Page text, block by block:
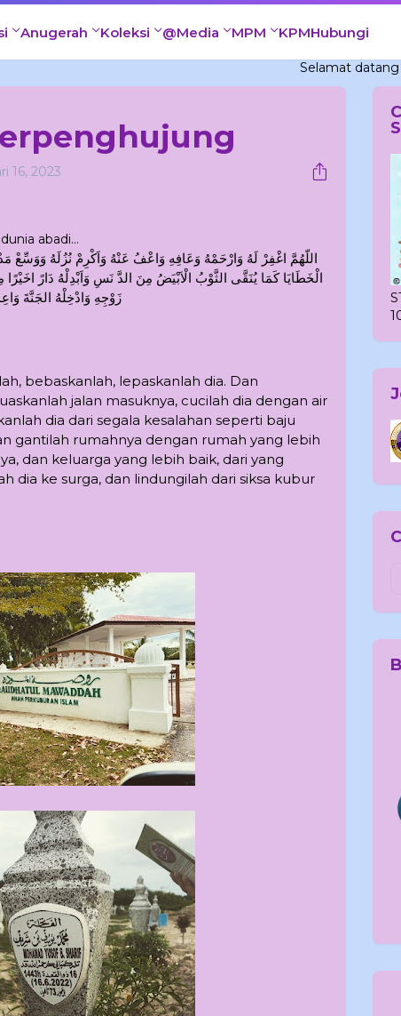
Anugerah Koleksi @Media MPM KPMHubungi
Selamat datang ke blog
16, 2023
abadi…
اللّهُمَّ اغْفِرْ لَهُ وَارْحَمْهُ وَعَافِهِ وَاعْفُ عَنْهُ وَاَكْرِمْ نُزُلَهُ وَوَسِّعْ
الْخَطَايَا كَمَا يُنَقَّى الثَّوْبُ الْاَبْيَضُ مِنَ الدَّ نَسِ وَاَبْدِلْهُ دَارً
زَوْجِهِ وَادْخِلْهُ الجَنَّةَ
bebaskanlah, lepaskanlah dia. Dan
jalan masuknya, cucilah dia dengan air
dia dari segala kesalahan seperti baju
gantilah rumahnya dengan rumah yang lebih
dan keluarga yang lebih baik, dari yang
dia ke surga, dan lindungilah dari siksa kubur